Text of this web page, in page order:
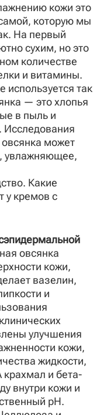
кожи это
которую мы
На первый
сухим, но это
количестве
и витамины.
используется так
— это хлопья
в пыль и
Исследования
может
увлажняющее,
Какие
у кремов с
овсянка
кожи,
вазелин,
и
улучшения
кожи,
жидкости,
крахмал и бета-
внутри кожи и
pH.